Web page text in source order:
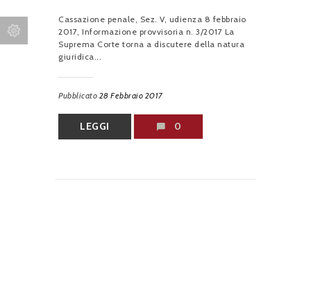
Cassazione penale, Sez. V, udienza 8 febbraio
2017, Informazione provvisoria n. 3/2017 La
Suprema Corte torna a discutere della natura
giuridica...
Pubblicato 28 Febbraio 2017
LEGGI 0